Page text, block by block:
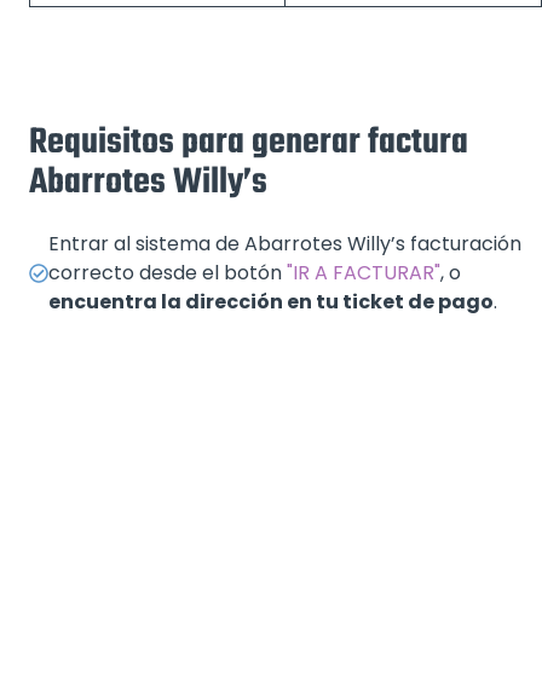
Requisitos para generar factura
Abarrotes Willy’s
Entrar al sistema de Abarrotes Willy’s facturación
correcto desde el botón"IR A FACTURAR", o
encuentra la dirección en tu ticket de pago.